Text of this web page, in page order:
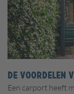
DE VOORDELEN
Een carport heeft